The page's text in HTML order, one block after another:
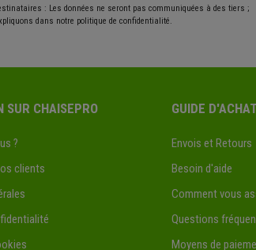
: Les données ne seront pas communiquées à des tiers ;
dans notre politique de confidentialité.
SUR CHAISEPRO
?
clients
GUIDE
Envois et Retours
Besoin d'aide
Comment vous
Questions
Moyens de